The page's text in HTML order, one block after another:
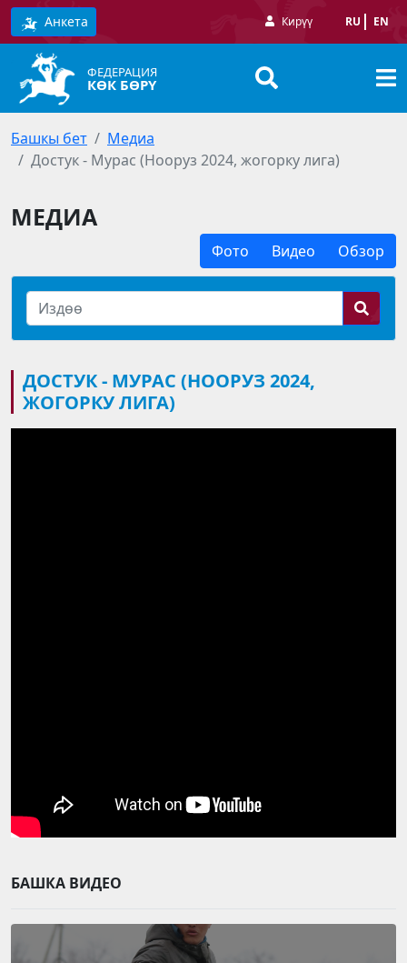
Анкета Кирүү RU EN
ФЕДЕРАЦИЯ
КӨК БӨРҮ
Башкы бет
Медиа
Достук - Мурас (Нооруз 2024, жогорку лига)
МЕДИА
Фото Видео Обзор
ДОСТУК - МУРАС (НООРУЗ 2024,
ЖОГОРКУ ЛИГА)
БАШКА ВИДЕО